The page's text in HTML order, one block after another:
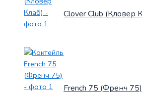
Clover Club (Кловер
French 75 (Френч 75)